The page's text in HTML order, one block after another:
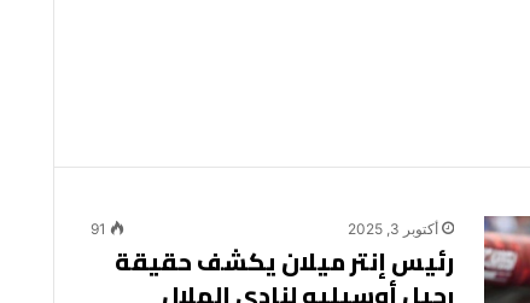
أكتوبر 3, 2025 91
رئيس إنتر ميلان يكشف حقيقة